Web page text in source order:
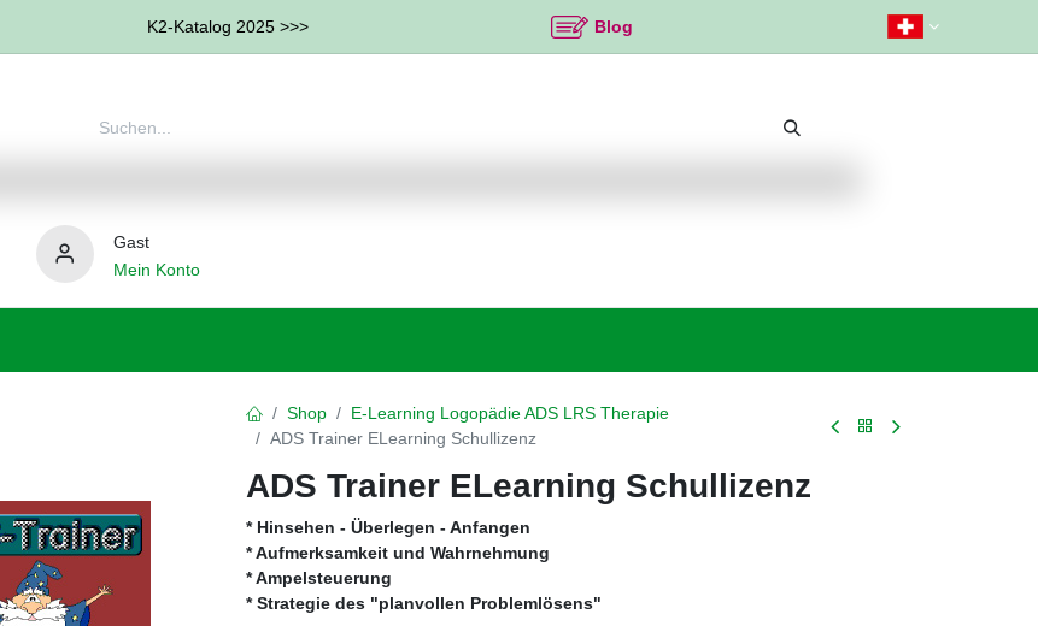
K2-Katalog 2025 >>> Blog
Gast
Mein Konto
Shop
E-Learning Logopädie ADS LRS Therapie
ADS Trainer ELearning Schullizenz
ADS Trainer ELearning Schullizenz
* Hinsehen - Überlegen - Anfangen
* Aufmerksamkeit und Wahrnehmung
* Ampelsteuerung
* Strategie des "planvollen Problemlösens"